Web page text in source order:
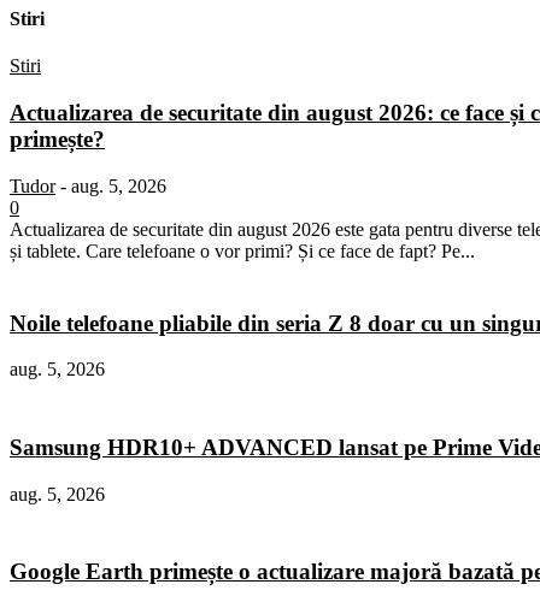
Stiri
Stiri
Actualizarea de securitate din august 2026: ce face și
primește?
Tudor - aug. 5, 2026
0
Actualizarea de securitate din august 2026 este gata pentru diverse
și tablete. Care telefoane o vor primi? Și ce face de fapt? Pe...
Noile telefoane pliabile din seria Z 8 doar cu un
aug. 5, 2026
Samsung HDR10+ ADVANCED lansat pe Prime
aug. 5, 2026
Google Earth primește o actualizare majoră bazată